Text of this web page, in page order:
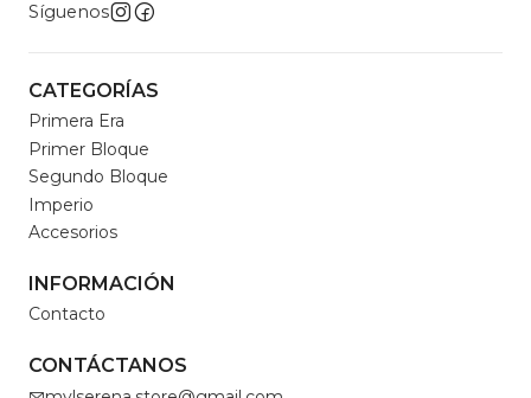
Síguenos
CATEGORÍAS
Primera Era
Primer Bloque
Segundo Bloque
Imperio
Accesorios
INFORMACIÓN
Contacto
CONTÁCTANOS